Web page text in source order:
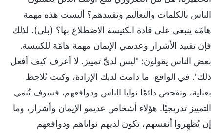
الناس بالكلمات والتعاليم وتقييدهم؟ أليست هذه مهمة
هامّة ينبغي على قادة الكنيسة الاضطلاع بها؟ (بلى). لذلك
فإن تقييد الأشرار وعديمي الإيمان مهمة هامّة للكنيسة.
بعض الناس يقولون: "ليس لديَّ تمييز. لا أعرف كيف أفعل
ذلك". في الواقع، ما دامت لديك الإرادة، وكنت تُلاحِظ
بعناية، وتفحص دائمًا نوايا الناس ودوافعهم، فسوف تُنمي
التمييز تدريجيًا. هؤلاء أشخاص عديمو الإيمان وأشرار، وما
إن يُظهِروا أنفسهم، تكون لديهم نواياهم ودوافعهم